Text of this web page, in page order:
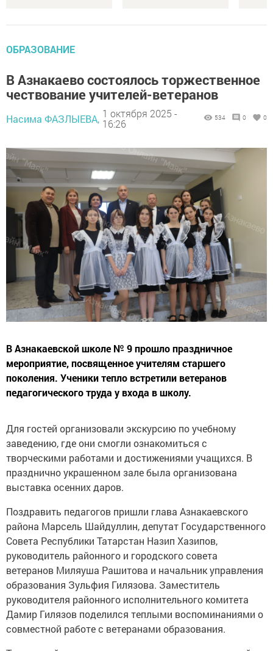
ОБРАЗОВАНИЕ
В Азнакаево состоялось торжественное
чествование учителей-ветеранов
Насима ФАЗЛЫЕВА, 1 октября 2025 -
16:26
534 0 0
В Азнакаевской школе № 9 прошло праздничное
мероприятие, посвященное учителям старшего
поколения. Ученики тепло встретили ветеранов
педагогического труда у входа в школу.
Для гостей организовали экскурсию по учебному
заведению, где они смогли ознакомиться с
творческими работами и достижениями учащихся. В
празднично украшенном зале была организована
выставка осенних даров.
Поздравить педагогов пришли глава Азнакаевского
района Марсель Шайдуллин, депутат Государственного
Совета Республики Татарстан Назип Хазипов,
руководитель районного и городского совета
ветеранов Миляуша Рашитова и начальник управления
образования Зульфия Гилязова. Заместитель
руководителя районного исполнительного комитета
Дамир Гилязов поделился теплыми воспоминаниями о
совместной работе с ветеранами образования.